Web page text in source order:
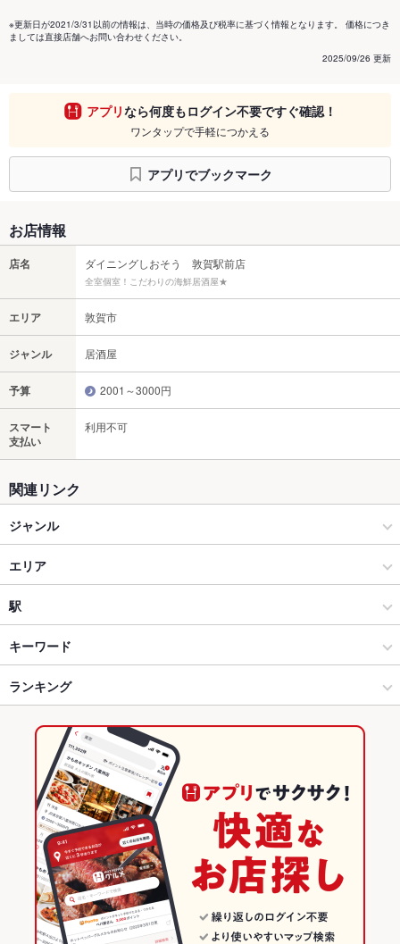
※更新日が2021/3/31以前の情報は、当時の価格及び税率に基づく情報となります。 価格につき
ましては直接店舗へお問い合わせください。
2025/09/26 更新
アプリなら何度もログイン不要ですぐ確認！
ワンタップで手軽につかえる
アプリでブックマーク
お店情報
店名 ダイニングしおそう 敦賀駅前店
全室個室！こだわりの海鮮居酒屋★
エリア 敦賀市
ジャンル 居酒屋
予算 2001～3000円
スマート
支払い
利用不可
関連リンク
ジャンル
居酒屋
海鮮
創作
敦賀 × 居酒屋
敦賀 × 海鮮
敦賀 × 創作
敦賀駅 × 居酒屋
敦賀駅 × 海鮮
敦賀駅 × 創作
エリア
敦賀市
敦賀市 × 居酒屋
敦賀市 × 海鮮
敦賀市 × 創作
福井 × 居酒屋
福井 × 海鮮
福井 × 創作
駅
敦賀駅
キーワード
手羽先 からあげ
焼きそば つくね
チャーハン 牛タン バーベキュー
ランキング
福井のグルメランキング
福井の居酒屋ランキング
福井の海鮮ランキング
敦賀のグルメランキング
敦賀の居酒屋ランキング
敦賀の海鮮ランキング